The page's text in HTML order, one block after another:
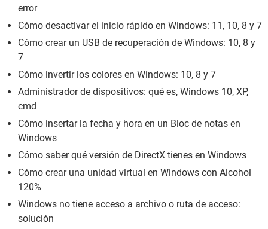
error
Cómo desactivar el inicio rápido en Windows: 11, 10, 8 y 7
Cómo crear un USB de recuperación de Windows: 10, 8 y
7
Cómo invertir los colores en Windows: 10, 8 y 7
Administrador de dispositivos: qué es, Windows 10, XP,
cmd
Cómo insertar la fecha y hora en un Bloc de notas en
Windows
Cómo saber qué versión de DirectX tienes en Windows
Cómo crear una unidad virtual en Windows con Alcohol
120%
Windows no tiene acceso a archivo o ruta de acceso:
solución